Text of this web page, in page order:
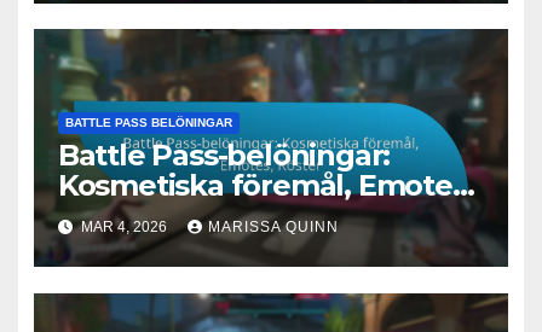
BATTLE PASS BELÖNINGAR
Battle Pass-belöningar:
Kosmetiska föremål, Emotes,
Röster
MAR 4, 2026 MARISSA QUINN